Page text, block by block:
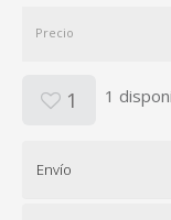
Precio
1 1
Envío